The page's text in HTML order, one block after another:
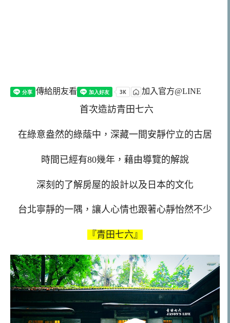
傳給朋友看 加入官方@LINE
首次造訪青田七六
在綠意盎然的綠蔭中，深藏一間安靜佇立的古居
時間已經有80幾年，藉由導覽的解說
深刻的了解房屋的設計以及日本的文化
台北寧靜的一隅，讓人心情也跟著心靜怡然不少
『青田七六』